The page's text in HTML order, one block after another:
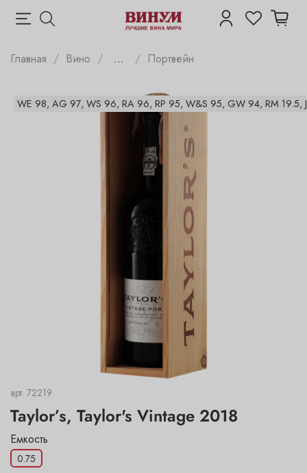
Главная Вино ... Портвейн
WE 98, AG 97, WS 96, RA 96, RP 95, W&S 95, GW 94, RM 19.5,
арт. 72219
Taylor’s, Taylor's Vintage 2018
Емкость
0.75